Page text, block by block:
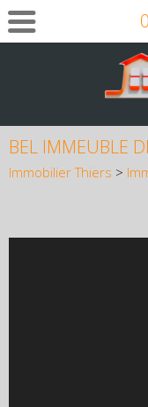
BEL IMMEUBLE
Immobilier Thiers >